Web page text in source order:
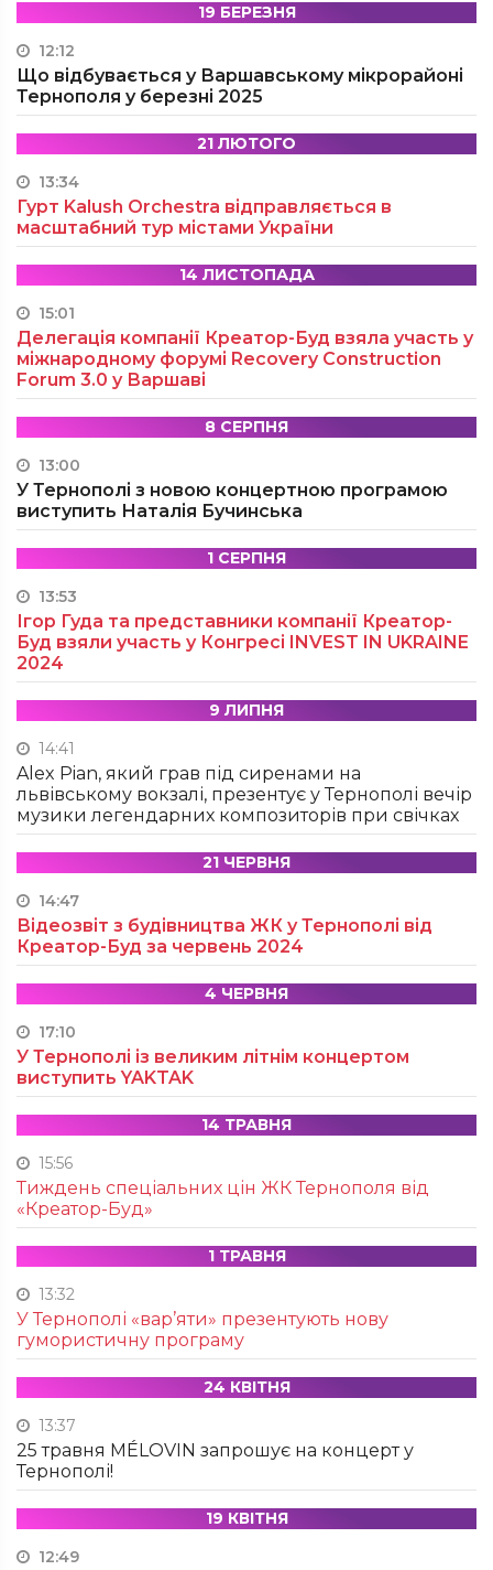
19 БЕРЕЗНЯ
12:12
Що відбувається у Варшавському мікрорайоні
Тернополя у березні 2025
21 ЛЮТОГО
13:34
Гурт Kalush Orchestra відправляється в
масштабний тур містами України
14 ЛИСТОПАДА
15:01
Делегація компанії Креатор-Буд взяла участь у
міжнародному форумі Recovery Construction
Forum 3.0 у Варшаві
8 СЕРПНЯ
13:00
У Тернополі з новою концертною програмою
виступить Наталія Бучинська
1 СЕРПНЯ
13:53
Ігор Гуда та представники компанії Креатор-
Буд взяли участь у Конгресі INVEST IN UKRAINE
2024
9 ЛИПНЯ
14:41
Alex Pian, який грав під сиренами на
львівському вокзалі, презентує у Тернополі вечір
музики легендарних композиторів при свічках
21 ЧЕРВНЯ
14:47
Відеозвіт з будівництва ЖК у Тернополі від
Креатор-Буд за червень 2024
4 ЧЕРВНЯ
17:10
У Тернополі із великим літнім концертом
виступить YAKTAK
14 ТРАВНЯ
15:56
Тиждень спеціальних цін ЖК Тернополя від
«Креатор-Буд»
1 ТРАВНЯ
13:32
У Тернополі «вар’яти» презентують нову
гумористичну програму
24 КВІТНЯ
13:37
25 травня MÉLOVIN запрошує на концерт у
Тернополі!
19 КВІТНЯ
12:49